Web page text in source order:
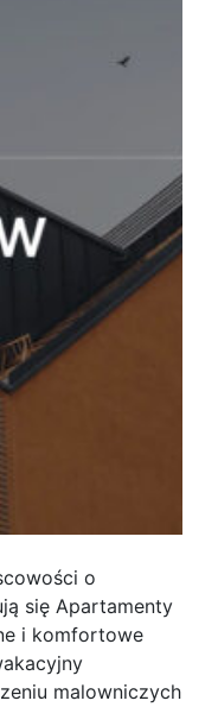
o
się Apartamenty
i komfortowe
malowniczych